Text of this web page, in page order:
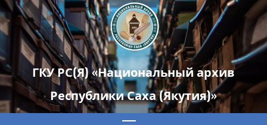
ГКУ РС(Я) «Национальный архив
Республики Саха (Якутия)»